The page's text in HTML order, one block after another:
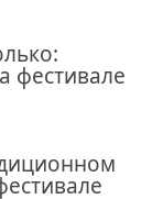
фестивале